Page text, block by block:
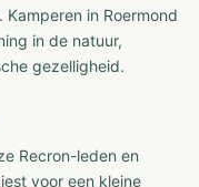
in Roermond
in de natuur,
gezelligheid.
Recron-leden en
voor een kleine